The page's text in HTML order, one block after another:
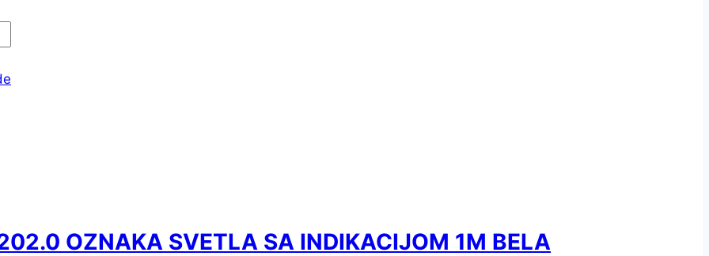
OZNAKA SVETLA SA INDIKACIJOM 1M BELA